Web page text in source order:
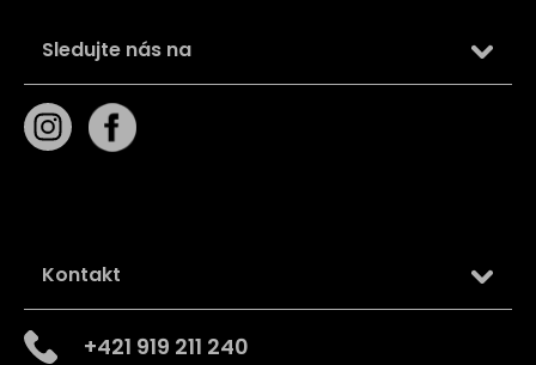
Sledujte nás na
Kontakt
+421 919 211 240